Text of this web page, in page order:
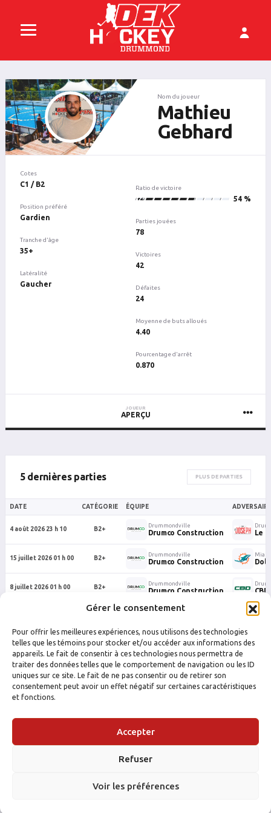
Gérer le consentement
Pour offrir les meilleures expériences, nous utilisons des technologies
telles que les témoins pour stocker et/ou accéder aux informations des
appareils. Le fait de consentir à ces technologies nous permettra de
traiter des données telles que le comportement de navigation ou les ID
uniques sur ce site. Le fait de ne pas consentir ou de retirer son
consentement peut avoir un effet négatif sur certaines caractéristiques
et fonctions.
Accepter
Refuser
Voir les préférences
Nom du joueur
Mathieu
Gebhard
Cotes
C1 / B2
Position préféré
Gardien
Tranche d'âge
35+
Latéralité
Gaucher
Ratio de victoire
42 54 %
Parties jouées
78
Victoires
42
Défaites
24
Moyenne de buts alloués
4.40
Pourcentage d'arrêt
0.870
JOUEUR
APERÇU
5 dernières parties PLUS DE PARTIES
DATE CATÉGORIE ÉQUIPE ADVERSAIRE
4 août 2026 23 h 10 B2+
Drummondville
Drumco Construction Le
15 juillet 2026 01 h 00 B2+
Drummondville
Drumco Construction
8 juillet 2026 01 h 00 B2+
Drummondville
Drumco Construction CBD
Drummondville
16 juin 2026 23 h 10 B2+
Drummondville
Drumco Construction